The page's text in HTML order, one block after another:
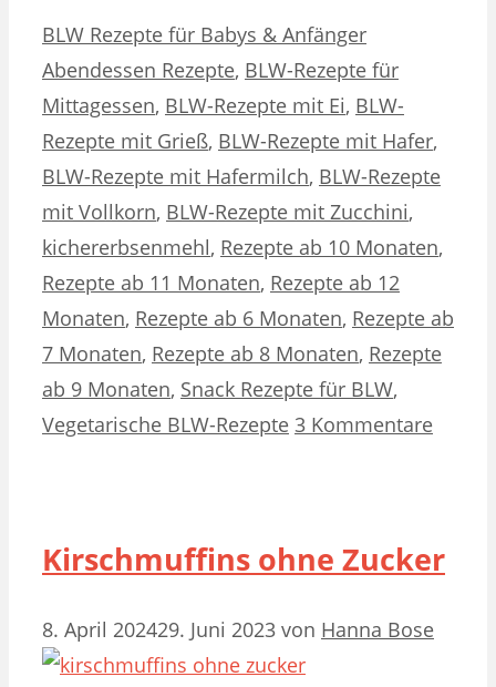
Kategorien
BLW Rezepte für Babys & AnfängerSchlagwörter
Abendessen Rezepte, BLW-Rezepte für
Mittagessen, BLW-Rezepte mit Ei, BLW-
Rezepte mit Grieß, BLW-Rezepte mit Hafer,
BLW-Rezepte mit Hafermilch, BLW-Rezepte
mit Vollkorn, BLW-Rezepte mit Zucchini,
kichererbsenmehl, Rezepte ab 10 Monaten,
Rezepte ab 11 Monaten, Rezepte ab 12
Monaten, Rezepte ab 6 Monaten, Rezepte ab
7 Monaten, Rezepte ab 8 Monaten, Rezepte
ab 9 Monaten, Snack Rezepte für BLW,
Vegetarische BLW-Rezepte 3 Kommentare
Kirschmuffins ohne Zucker
8. April 202429. Juni 2023 von Hanna Bose